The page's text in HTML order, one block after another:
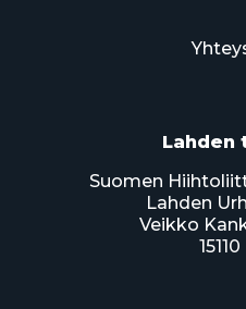
Lahden
Suomen
Lahden
Veikko